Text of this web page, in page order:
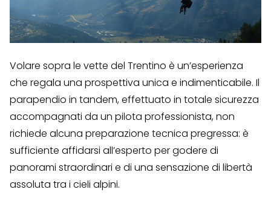
Volare sopra le vette del Trentino è un’esperienza
che regala una prospettiva unica e indimenticabile. Il
parapendio in tandem, effettuato in totale sicurezza
accompagnati da un pilota professionista, non
richiede alcuna preparazione tecnica pregressa: è
sufficiente affidarsi all’esperto per godere di
panorami straordinari e di una sensazione di libertà
assoluta tra i cieli alpini.